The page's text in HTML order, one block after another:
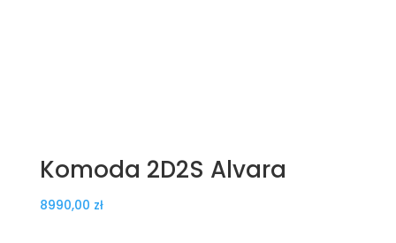
Komoda 2D2S Alvara
8990,00 zł